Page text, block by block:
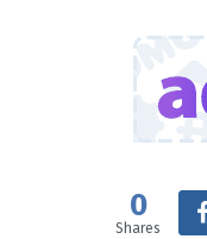
0
Shares